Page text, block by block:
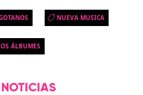
NUEVA MUSICA
ÁLBUMES
NOTICIAS